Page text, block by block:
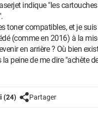
indique "les
toner compatibles, et je suis
(comme en 2016) à la
en arrière ? Où bien
peine de me dire "achète
(24) Partager